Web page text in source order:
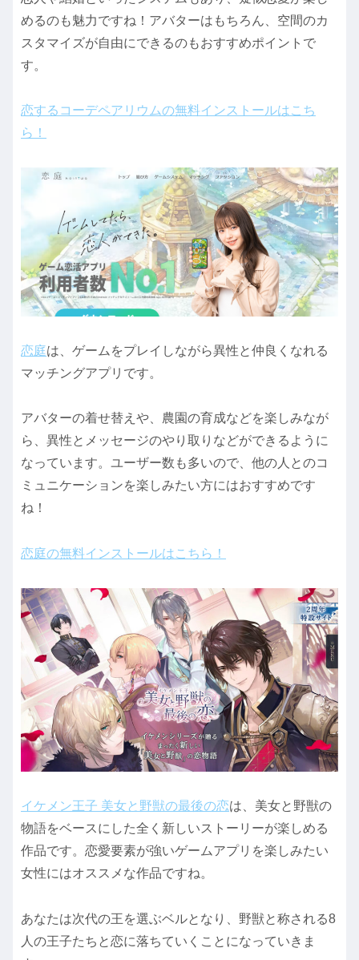
めるのも魅力ですね！アバターはもちろん、空間のカ
スタマイズが自由にできるのもおすすめポイントで
す。
恋するコーデペアリウムの無料インストールはこち
ら！
恋庭は、ゲームをプレイしながら異性と仲良くなれる
マッチングアプリです。
アバターの着せ替えや、農園の育成などを楽しみなが
ら、異性とメッセージのやり取りなどができるように
なっています。ユーザー数も多いので、他の人とのコ
ミュニケーションを楽しみたい方にはおすすめです
ね！
恋庭の無料インストールはこちら！
イケメン王子 美女と野獣の最後の恋は、美女と野獣の
物語をベースにした全く新しいストーリーが楽しめる
作品です。恋愛要素が強いゲームアプリを楽しみたい
女性にはオススメな作品ですね。
あなたは次代の王を選ぶベルとなり、野獣と称される8
人の王子たちと恋に落ちていくことになっていきま